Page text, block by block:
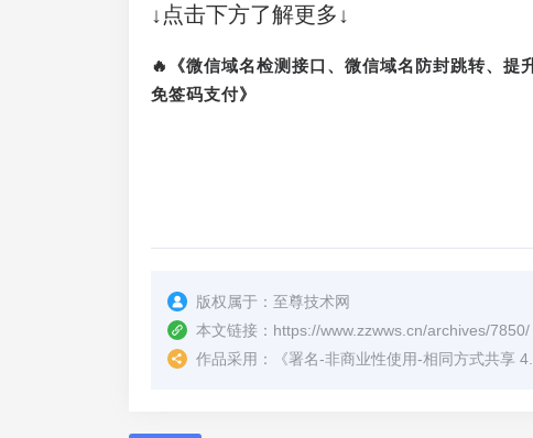
↓点击下方了解更多↓
🔥《微信域名检测接口、微信域名防封跳转、提
免签码支付》
版权属于： 至尊技术网
本文链接： https://www.zzwws.cn/archives/7850/
作品采用：
《署名-非商业性使用-相同方式共享